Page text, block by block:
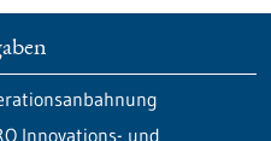
Innovations- und